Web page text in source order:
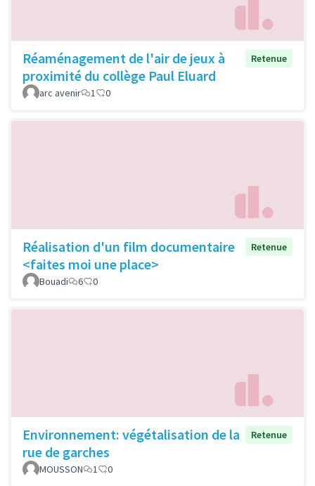
Réaménagement de l'air de jeux à
proximité du collège Paul Eluard
Retenue
arc avenir 1 0
Réalisation d'un film documentaire
<faites moi une place>
Retenue
Bouadi 6 0
Environnement: végétalisation de la
rue de garches
Retenue
MOUSSON 1 0